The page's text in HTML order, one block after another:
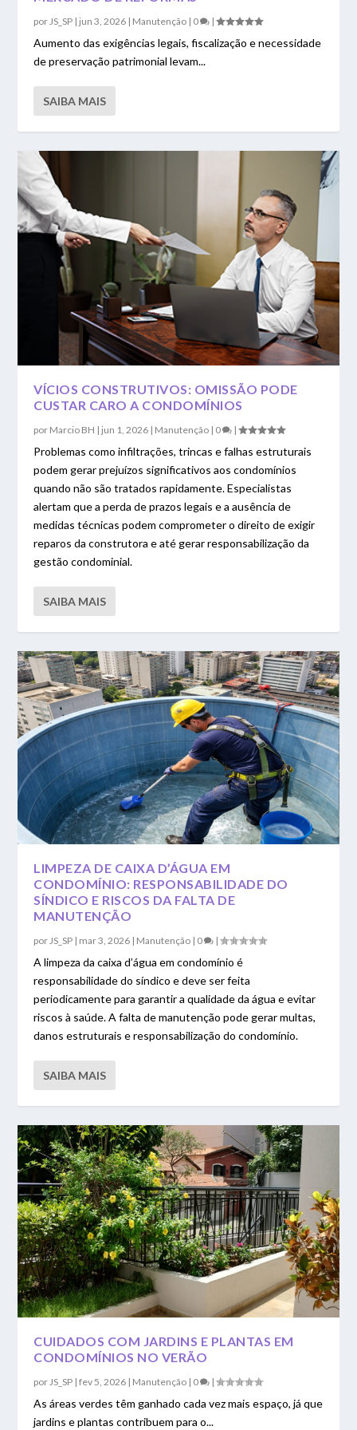
por JS_SP | jun 3, 2026 | Manutenção | 0 |
Aumento das exigências legais, fiscalização e necessidade
de preservação patrimonial levam...
SAIBA MAIS
VÍCIOS CONSTRUTIVOS: OMISSÃO PODE
CUSTAR CARO A CONDOMÍNIOS
por Marcio BH | jun 1, 2026 | Manutenção | 0 |
Problemas como infiltrações, trincas e falhas estruturais
podem gerar prejuízos significativos aos condomínios
quando não são tratados rapidamente. Especialistas
alertam que a perda de prazos legais e a ausência de
medidas técnicas podem comprometer o direito de exigir
reparos da construtora e até gerar responsabilização da
gestão condominial.
SAIBA MAIS
LIMPEZA DE CAIXA D’ÁGUA EM
CONDOMÍNIO: RESPONSABILIDADE DO
SÍNDICO E RISCOS DA FALTA DE
MANUTENÇÃO
por JS_SP | mar 3, 2026 | Manutenção | 0 |
A limpeza da caixa d’água em condomínio é
responsabilidade do síndico e deve ser feita
periodicamente para garantir a qualidade da água e evitar
riscos à saúde. A falta de manutenção pode gerar multas,
danos estruturais e responsabilização do condomínio.
SAIBA MAIS
CUIDADOS COM JARDINS E PLANTAS EM
CONDOMÍNIOS NO VERÃO
porJS_SP |fev 5, 2026 | Manutenção | 0 |
As áreas verdes têm ganhado cada vez mais espaço, já que
jardins e plantas contribuem para o...